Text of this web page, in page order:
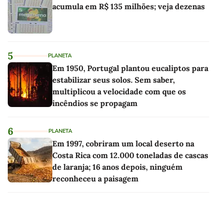
acumula em R$ 135 milhões; veja dezenas
5 PLANETA
Em 1950, Portugal plantou eucaliptos para
estabilizar seus solos. Sem saber,
multiplicou a velocidade com que os
incêndios se propagam
6 PLANETA
Em 1997, cobriram um local deserto na
Costa Rica com 12.000 toneladas de cascas
de laranja; 16 anos depois, ninguém
reconheceu a paisagem